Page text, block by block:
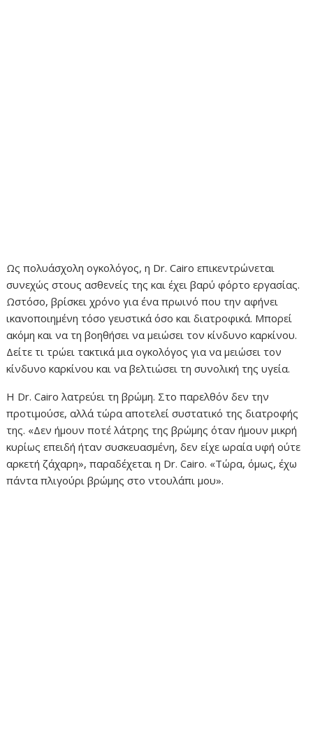
Ως πολυάσχολη ογκολόγος, η Dr. Cairo επικεντρώνεται
συνεχώς στους ασθενείς της και έχει βαρύ φόρτο εργασίας.
Ωστόσο, βρίσκει χρόνο για ένα πρωινό που την αφήνει
ικανοποιημένη τόσο γευστικά όσο και διατροφικά. Μπορεί
ακόμη και να τη βοηθήσει να μειώσει τον κίνδυνο καρκίνου.
Δείτε τι τρώει τακτικά μια ογκολόγος για να μειώσει τον
κίνδυνο καρκίνου και να βελτιώσει τη συνολική της υγεία.
Η Dr. Cairo λατρεύει τη βρώμη. Στο παρελθόν δεν την
προτιμούσε, αλλά τώρα αποτελεί συστατικό της διατροφής
της. «Δεν ήμουν ποτέ λάτρης της βρώμης όταν ήμουν μικρή
κυρίως επειδή ήταν συσκευασμένη, δεν είχε ωραία υφή ούτε
αρκετή ζάχαρη», παραδέχεται η Dr. Cairo. «Τώρα, όμως, έχω
πάντα πλιγούρι βρώμης στο ντουλάπι μου».